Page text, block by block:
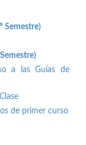
Semestre)
a las Guías de
de primer curso